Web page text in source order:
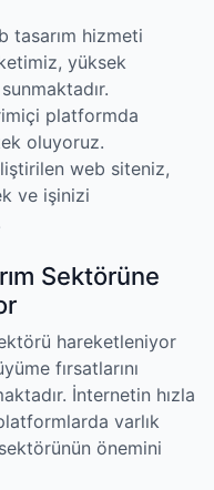
tasarım hizmeti
yüksek
platformda
oluyoruz.
web siteniz,
ve işinizi
Sektörüne
hareketleniyor
fırsatlarını
İnternetin hızla
varlık
önemini